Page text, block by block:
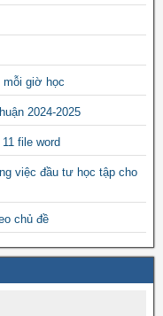
giờ học
2024-2025
file word
việc đầu tư học tập cho
chủ đề